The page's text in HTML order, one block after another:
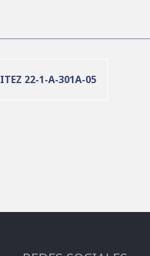
22-1-A-301A-05